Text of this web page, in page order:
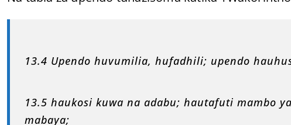
13.4 Upendo huvumilia, hufadhili; upendo
13.5 haukosi kuwa na adabu; hautafuti mambo
mabaya;